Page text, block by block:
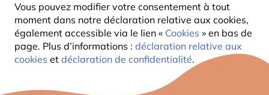
Vous pouvez modifier votre consentement à tout
moment dans notre déclaration relative aux cookies,
également accessible via le lien « Cookies » en bas de
page. Plus d’informations : déclaration relative aux
cookies et déclaration de confidentialité.
Nettoyant mousse pour
nichoirs, abreuvoirs et